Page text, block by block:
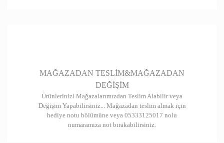
Gönder
MAĞAZADAN TESLİM&MAĞAZADAN
DEĞİŞİM
Ürünlerinizi Mağazalarımızdan Teslim Alabilir veya
Değişim Yapabilirsiniz... Mağazadan teslim almak için
hediye notu bölümüne veya 05333125017 nolu
numaramıza not bırakabilirsiniz.